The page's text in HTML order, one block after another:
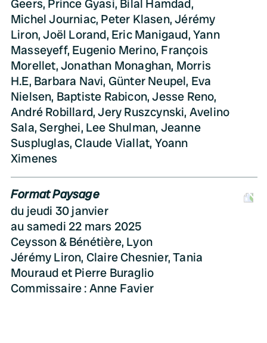
Geers, Prince Gyasi, Bilal Hamdad,
Michel Journiac, Peter Klasen, Jérémy
Liron, Joël Lorand, Eric Manigaud, Yann
Masseyeff, Eugenio Merino, François
Morellet, Jonathan Monaghan, Morris
H.E, Barbara Navi, Günter Neupel, Eva
Nielsen, Baptiste Rabicon, Jesse Reno,
André Robillard, Jery Ruszcynski, Avelino
Sala, Serghei, Lee Shulman, Jeanne
Suspluglas, Claude Viallat, Yoann
Ximenes
Format Paysage
du jeudi 30 janvier
au samedi 22 mars 2025
Ceysson & Bénétière, Lyon
Jérémy Liron, Claire Chesnier, Tania
Mouraud et Pierre Buraglio
Commissaire : Anne Favier